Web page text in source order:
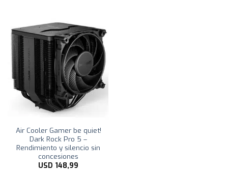
Air Cooler Gamer be quiet!
Dark Rock Pro 5 –
Rendimiento y silencio sin
concesiones
USD 148,99